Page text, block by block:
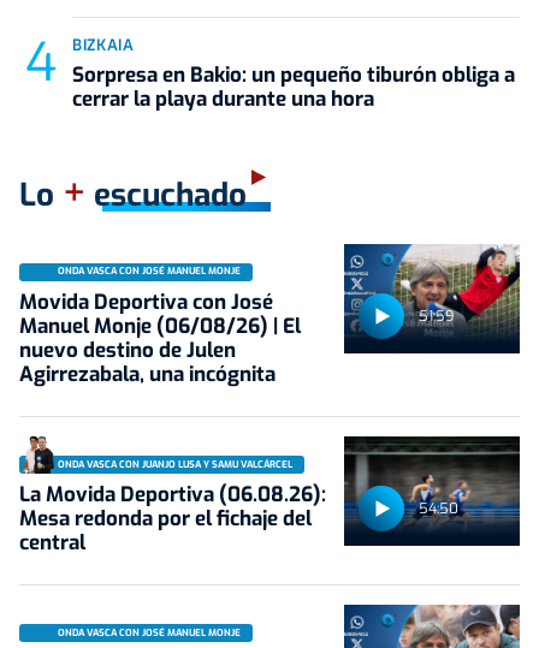
BIZKAIA
Sorpresa en Bakio: un pequeño tiburón obliga a
cerrar la playa durante una hora
Lo + escuchado
51:59
ONDA VASCA CON JOSÉ MANUEL MONJE
Movida Deportiva con José
Manuel Monje (06/08/26) | El
nuevo destino de Julen
Agirrezabala, una incógnita
54:50
ONDA VASCA CON JUANJO LUSA Y SAMU VALCÁRCEL
La Movida Deportiva (06.08.26):
Mesa redonda por el fichaje del
central
ONDA VASCA CON JOSÉ MANUEL MONJE